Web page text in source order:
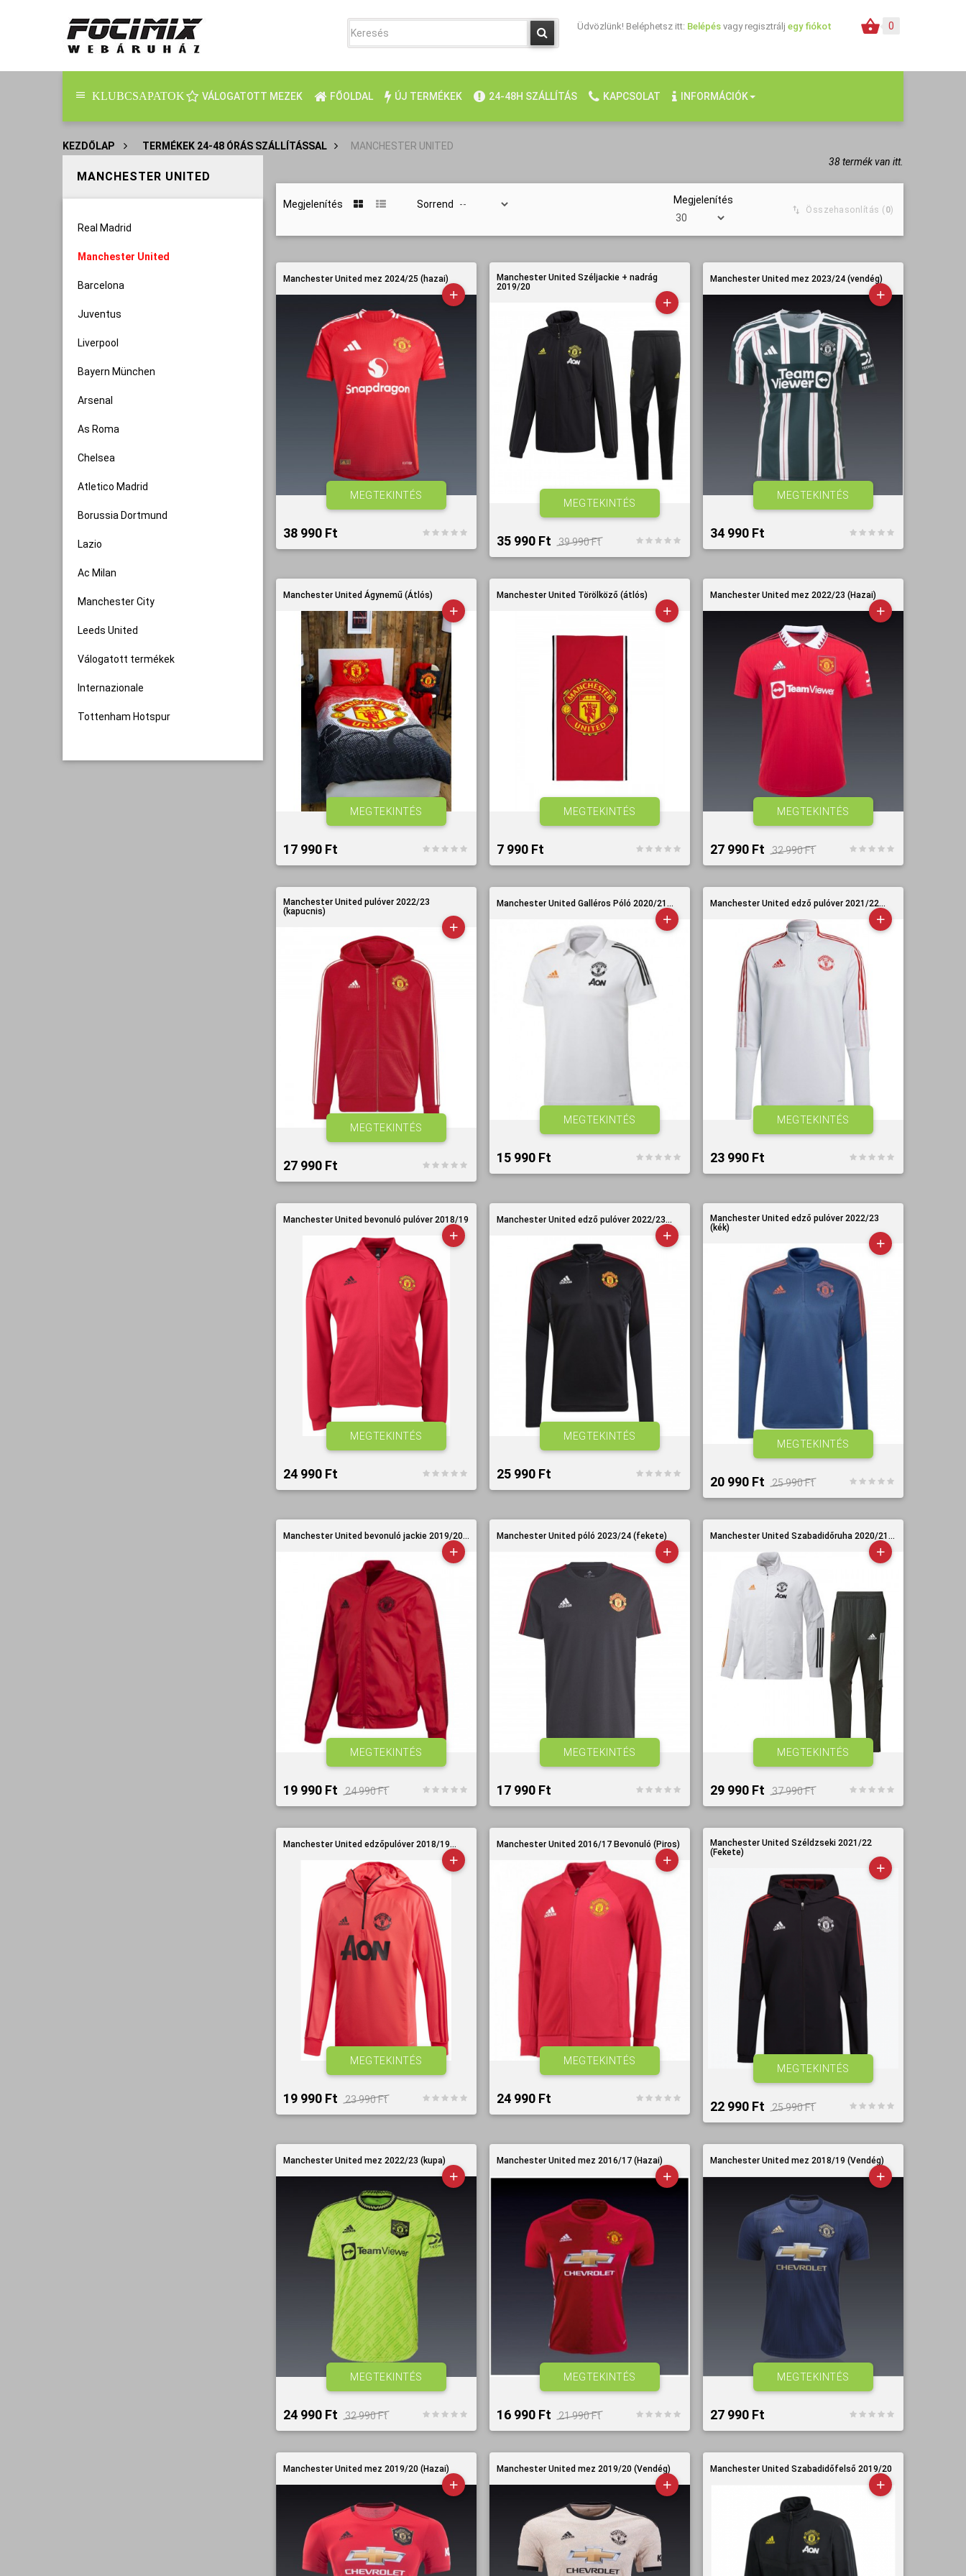
0
Üdvözlünk! Beléphetsz itt: Belépés vagy regisztrálj egy fiókot
KLUBCSAPATOK VÁLOGATOTT MEZEK FŐOLDAL ÚJ TERMÉKEK 24-48H SZÁLLÍTÁS KAPCSOLAT INFORMÁCIÓK
KEZDŐLAP > TERMÉKEK 24-48 ÓRÁS SZÁLLÍTÁSSAL > MANCHESTER UNITED
MANCHESTER UNITED
Real Madrid
Manchester United
Barcelona
Juventus
Liverpool
Bayern München
Arsenal
As Roma
Chelsea
Atletico Madrid
Borussia Dortmund
Lazio
Ac Milan
Manchester City
Leeds United
Válogatott termékek
Internazionale
Tottenham Hotspur
38 termék van itt.
Megjelenítés Sorrend Megjelenítés
Összehasonlítás ( 0)
Manchester United mez 2024/25 (hazai)
38 990 Ft‎
MEGTEKINTÉS
Manchester United Széljackie + nadrág
2019/20
35 990 Ft‎ 39 990 Ft‎
MEGTEKINTÉS
Manchester United mez 2023/24 (vendég)
34 990 Ft‎
MEGTEKINTÉS
Manchester United Ágynemű (Átlós)
17 990 Ft‎
MEGTEKINTÉS
Manchester United Törölköző (átlós)
7 990 Ft‎
MEGTEKINTÉS
Manchester United mez 2022/23 (Hazai)
27 990 Ft‎ 32 990 Ft‎
MEGTEKINTÉS
Manchester United pulóver 2022/23
(kapucnis)
27 990 Ft‎
MEGTEKINTÉS
Manchester United Galléros Póló 2020/21...
15 990 Ft‎
MEGTEKINTÉS
Manchester United edző pulóver 2021/22...
23 990 Ft‎
MEGTEKINTÉS
Manchester United bevonuló pulóver 2018/19
24 990 Ft‎
MEGTEKINTÉS
Manchester United edző pulóver 2022/23...
25 990 Ft‎
MEGTEKINTÉS
Manchester United edző pulóver 2022/23
(kék)
20 990 Ft‎ 25 990 Ft‎
MEGTEKINTÉS
Manchester United bevonuló jackie 2019/20...
19 990 Ft‎ 24 990 Ft‎
MEGTEKINTÉS
Manchester United póló 2023/24 (fekete)
17 990 Ft‎
MEGTEKINTÉS
Manchester United Szabadidőruha 2020/21...
29 990 Ft‎ 37 990 Ft‎
MEGTEKINTÉS
Manchester United edzőpulóver 2018/19...
19 990 Ft‎ 23 990 Ft‎
MEGTEKINTÉS
Manchester United 2016/17 Bevonuló (Piros)
24 990 Ft‎
MEGTEKINTÉS
Manchester United Széldzseki 2021/22
(Fekete)
22 990 Ft‎ 25 990 Ft‎
MEGTEKINTÉS
Manchester United mez 2022/23 (kupa)
24 990 Ft‎ 32 990 Ft‎
MEGTEKINTÉS
Manchester United mez 2016/17 (Hazai)
16 990 Ft‎ 21 990 Ft‎
MEGTEKINTÉS
Manchester United mez 2018/19 (Vendég)
27 990 Ft‎
MEGTEKINTÉS
Manchester United mez 2019/20 (Hazai) Manchester United mez 2019/20 (Vendég) Manchester United Szabadidőfelső 2019/20